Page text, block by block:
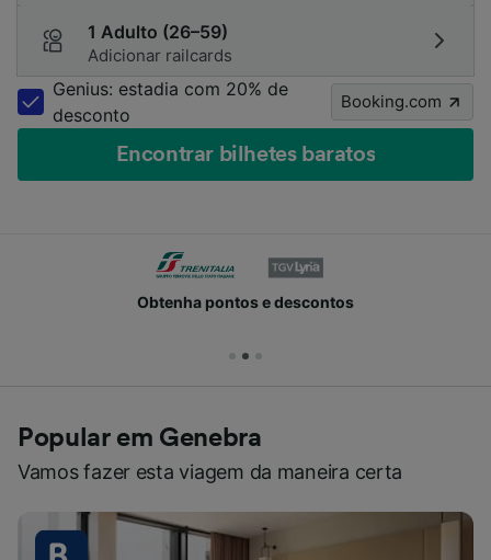
1 Adulto (26–59)
Adicionar railcards
Genius: estadia com 20% de
desconto
Booking.com
Encontrar bilhetes baratos
Obtenha pontos e descontos
Popular em Genebra
Vamos fazer esta viagem da maneira certa